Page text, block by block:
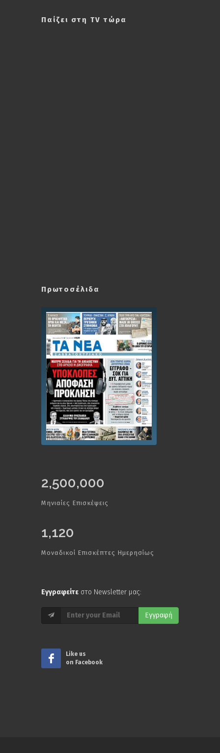
Παίζει στη TV τώρα
Πρωτοσέλιδα
2,500,000
Μηνιαίες Επισκέψεις
1,120
Μοναδικοί Επισκέπτες Ημερησίως
Εγγραφείτε στο Newsletter μας:
Εγγραφή
Like us
on Facebook